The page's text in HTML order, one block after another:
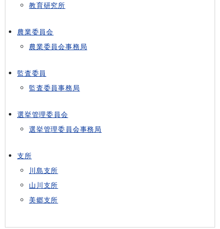
教育研究所
農業委員会
農業委員会事務局
監査委員
監査委員事務局
選挙管理委員会
選挙管理委員会事務局
支所
川島支所
山川支所
美郷支所